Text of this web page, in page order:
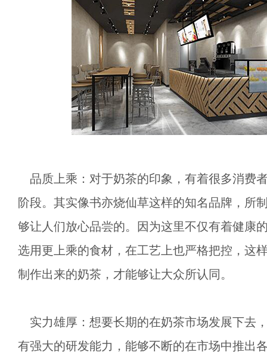
品质上乘：对于奶茶的印象，有着很多消费
阶段。其实像书亦烧仙草这样的知名品牌，所
够让人们放心品尝的。因为这里不仅有着健康
选用更上乘的食材，在工艺上也严格把控，这
制作出来的奶茶，才能够让大众所认同。
实力雄厚：想要长期的在奶茶市场发展下去
有强大的研发能力，能够不断的在市场中推出